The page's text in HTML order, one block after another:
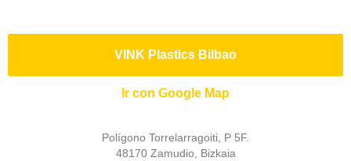
VINK Plastics Bilbao
Ir con Google Map
Polígono Torrelarragoiti, P 5F.
48170 Zamudio, Bizkaia